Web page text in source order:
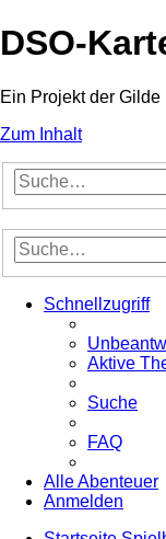
DSO-
Ein Projekt der
Zum Inhalt
Schnellzugriff
Aktive
Suche
FAQ
Alle Abenteuer
Anmelden